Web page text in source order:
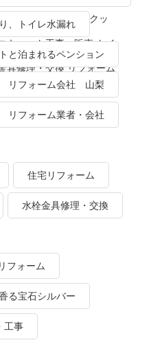
化リフォーム ＩＨクッ
キュート工事・販売 トイ
具修理・交換 リフォーム
ラブ
、トイレ水漏れ
と泊まれるペンション
リフォーム会社 山梨
リフォーム業者・会社
住宅リフォーム
水栓金具修理・交換
フォーム
る宝石シルバー
工事